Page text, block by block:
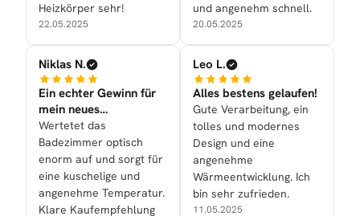
Heizkörper sehr!
22.05.2025
Niklas N.
Ein echter Gewinn für
mein neues
Badezimmer
Wertetet das
Badezimmer optisch
enorm auf und sorgt für
eine kuschelige und
angenehme Temperatur.
Klare Kaufempfehlung
und angenehm schnell.
20.05.2025
Leo L.
Alles bestens gelaufen!
Gute Verarbeitung, ein
tolles und modernes
Design und eine
angenehme
Wärmeentwicklung. Ich
bin sehr zufrieden.
11.05.2025